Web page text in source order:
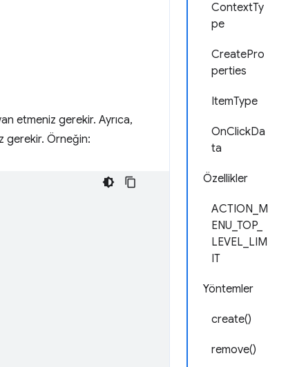
ContextTy
pe
CreatePro
perties
ItemType
OnClickDa
ta
Özellikler
ACTION_M
ENU_TOP_
LEVEL_LIM
IT
Yöntemler
create()
remove()
etmeniz gerekir. Ayrıca,
gerekir. Örneğin: